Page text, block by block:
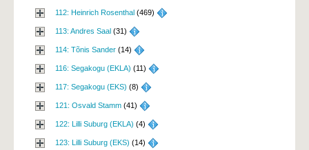
112: Heinrich Rosenthal (469)
113: Andres Saal (31)
114: Tõnis Sander (14)
116: Segakogu (EKLA) (11)
117: Segakogu (EKS) (8)
121: Osvald Stamm (41)
122: Lilli Suburg (EKLA) (4)
123: Lilli Suburg (EKS) (14)